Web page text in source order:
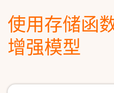
使用存储函
增强模型